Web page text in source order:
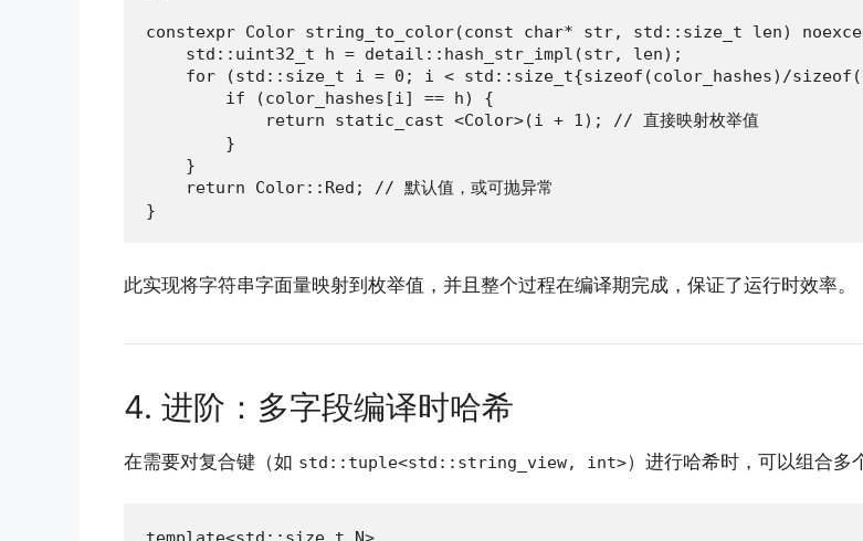
constexpr Color string_to_color(const char* str, std::size_t len)
    std::uint32_t h = detail::hash_str_impl(str, len);
for (std::size_t i = 0; i < std::size_t{sizeof(color_hashes)/
        if (color_hashes[i] == h) {
            return static_cast <Color>(i + 1); // 直接映射枚举值
        }
    }
    return Color::Red; // 默认值，或可抛异常
}
此实现将字符串字面量映射到枚举值，并且整个过程在编译期完成，保证了运行时效率。
4. 进阶：多字段编译时哈希
在需要对复合键（如 std::tuple<std::string_view, int>）进行哈希时，可以组合多